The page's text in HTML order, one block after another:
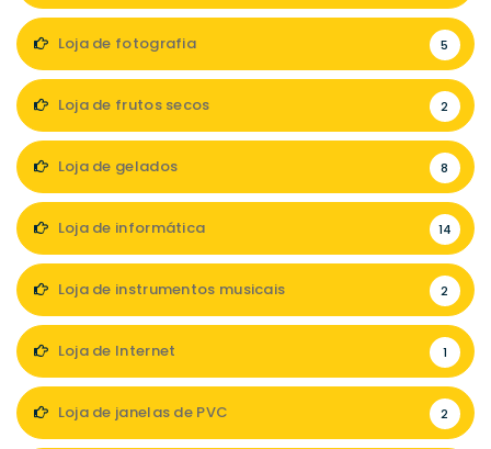
Loja de fotografia 5
Loja de frutos secos 2
Loja de gelados 8
Loja de informática 14
Loja de instrumentos musicais 2
Loja de Internet 1
Loja de janelas de PVC 2